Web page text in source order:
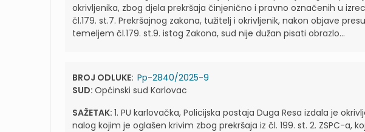
okrivljenika, zbog djela prekršaja činjenično i pravno označenih u
čl.179. st.7. Prekršajnog zakona, tužitelj i okrivljenik, nakon objave
temeljem čl.179. st.9. istog Zakona, sud nije dužan pisati obrazlo...
BROJ ODLUKE: Pp-2840/2025-9
SUD: Općinski sud Karlovac
SAŽETAK: 1. PU karlovačka, Policijska postaja Duga Resa izdala je
nalog kojim je oglašen krivim zbog prekršaja iz čl. 199. st. 2. ZSPC-a,